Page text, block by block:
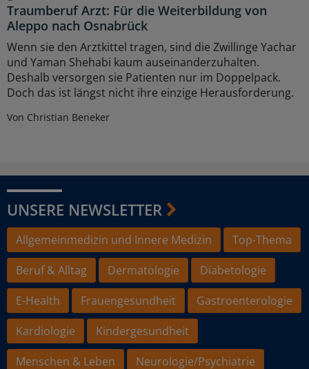
Traumberuf Arzt: Für die Weiterbildung von
Aleppo nach Osnabrück
Wenn sie den Arztkittel tragen, sind die Zwillinge Yachar
und Yaman Shehabi kaum auseinanderzuhalten.
Deshalb versorgen sie Patienten nur im Doppelpack.
Doch das ist längst nicht ihre einzige Herausforderung.
Von Christian Beneker
UNSERE NEWSLETTER
Allgemeinmedizin und Innere Medizin
Top-Thema
Beruf & Alltag
Dermatologie
Diabetologie
E-Health
Frauengesundheit
Gastroenterologie
Kardiologie
Kindergesundheit
Menschen & Leben
Neurologie/Psychiatrie